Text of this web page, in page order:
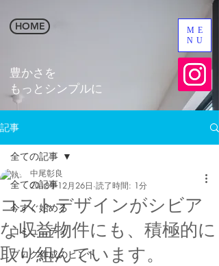
HOME
​豊かさを
​もっとシンプルに
ME
NU
記事
全ての記事
今すぐ始める
コミュニティ
ブログ作成のヒント
全ての記事
コストデザインがシビア
な収益物件にも、積極的に
取り組んでいます。
中尾彰良
2018年12月26日 読了時間: 1分